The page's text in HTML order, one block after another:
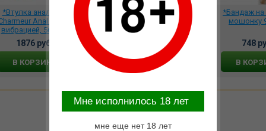
*Втулка анальная
Anal Vibe с
вибрацией, 568368
1876 руб.
В КОРЗИНУ
Фаллоимитатор на
присоске King Cock Plus
6 Triple Density с
подвижной мошонкой,
15630 руб.
В КОРЗИНУ
*Бандаж на
мошонку
748
В
Mне исполнилось 18 лет
мне еще нет 18 лет